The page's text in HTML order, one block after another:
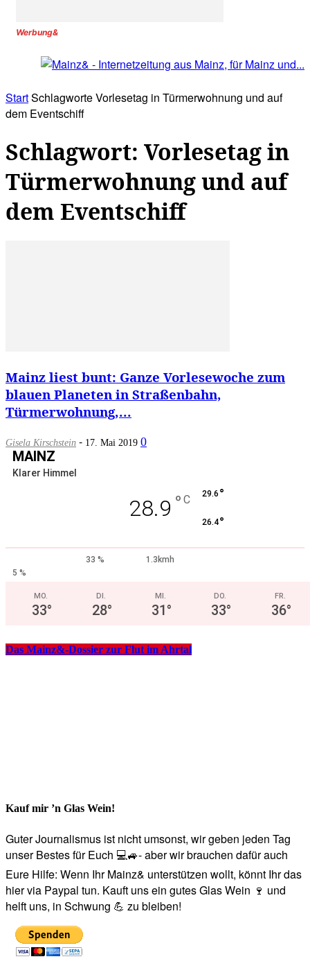
Werbung&
StartSchlagworteVorlesetag in Türmerwohnung und auf
dem Eventschiff
Schlagwort: Vorlesetag in
Türmerwohnung und auf
dem Eventschiff
Mainz liest bunt: Ganze Vorlesewoche zum
blauen Planeten in Straßenbahn,
Türmerwohnung,...
Gisela Kirschstein - 17. Mai 2019 0
MAINZ
Klarer Himmel
28.9 ° C 29.6 °
26.4°
33 %
1.3kmh
5 %
MO.
33°
DI.
28°
MI.
31°
DO.
33°
FR.
36°
Das Mainz&-Dossier zur Flut im Ahrtal
Kauf mir ’n Glas Wein!
Guter Journalismus ist nicht umsonst, wir geben jeden Tag
unser Bestes für Euch 💻🚙- aber wir brauchen dafür auch
Eure Hilfe: Wenn Ihr Mainz& unterstützen wollt, könnt Ihr das
hier via Paypal tun. Kauft uns ein gutes Glas Wein 🍷 und
helft uns, in Schwung 💪 zu bleiben!